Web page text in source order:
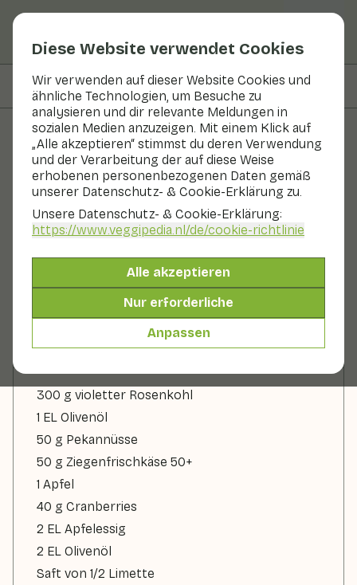
Diese Website verwendet Cookies
Wir verwenden auf dieser Website Cookies und
ähnliche Technologien, um Besuche zu
analysieren und dir relevante Meldungen in
sozialen Medien anzuzeigen. Mit einem Klick auf
„Alle akzeptieren“ stimmst du deren Verwendung
und der Verarbeitung der auf diese Weise
erhobenen personenbezogenen Daten gemäß
unserer Datenschutz- & Cookie-Erklärung zu.
Unsere Datenschutz- & Cookie-Erklärung:
https://www.veggipedia.nl/de/cookie-richtlinie
Alle akzeptieren
Nur erforderliche
Anpassen
Auf dieser Seite Zutaten
Rezepte
Lila Rosenkohlsalat mit Apfel
Mittagessen 2 Personen 10 - 20 min
Mit saisonalen Produkten
&60 g Obst p. P.
300 g violetter Rosenkohl
1 EL Olivenöl
50 g Pekannüsse
50 g Ziegenfrischkäse 50+
1 Apfel
40 g Cranberries
2 EL Apfelessig
2 EL Olivenöl
Saft von 1/2 Limette